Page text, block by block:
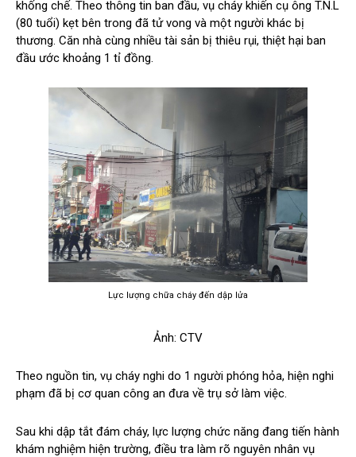
khống chế. Theo thông tin ban đầu, vụ cháy khiến cụ ông T.N.L
(80 tuổi) kẹt bên trong đã tử vong và một người khác bị
thương. Căn nhà cùng nhiều tài sản bị thiêu rụi, thiệt hại ban
đầu ước khoảng 1 tỉ đồng.
Lực lượng chữa cháy đến dập lửa
Ảnh: CTV
Theo nguồn tin, vụ cháy nghi do 1 người phóng hỏa, hiện nghi
phạm đã bị cơ quan công an đưa về trụ sở làm việc.
Sau khi dập tắt đám cháy, lực lượng chức năng đang tiến hành
khám nghiệm hiện trường, điều tra làm rõ nguyên nhân vụ